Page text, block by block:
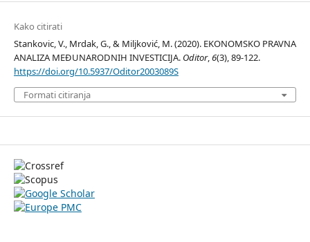
Kako citirati
Stankovic, V., Mrdak, G., & Miljković, M. (2020). EKONOMSKO PRAVNA
ANALIZA MEĐUNARODNIH INVESTICIJA. Oditor,6(3), 89-122.
https://doi.org/10.5937/Oditor2003089S
Formati citiranja